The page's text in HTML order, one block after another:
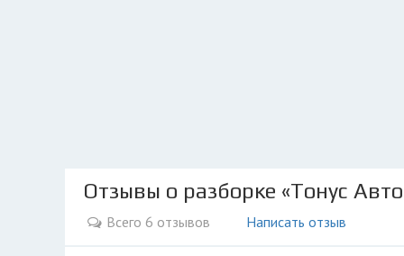
Отзывы о разборке «Тонус
Всего 6 отзывов Написать отзыв